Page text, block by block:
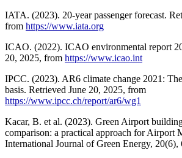
IATA. (2023). 20-year passenger forecast.
from https://www.iata.org
ICAO. (2022). ICAO environmental report
20, 2025, from https://www.icao.int
IPCC. (2023). AR6 climate change 2021:
basis. Retrieved June 20, 2025, from
https://www.ipcc.ch/report/ar6/wg1
Kacar, B. et al. (2023). Green Airport
comparison: a practical approach for Airport
International Journal of Green Energy, 20(6),